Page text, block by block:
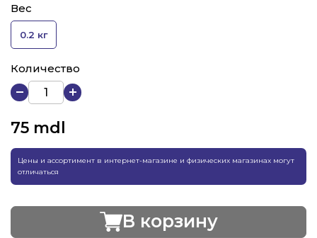
Вес
0.2 кг
Количество
75 mdl
Цены и ассортимент в интернет-магазине и физических магазинах могут
отличаться
В корзину